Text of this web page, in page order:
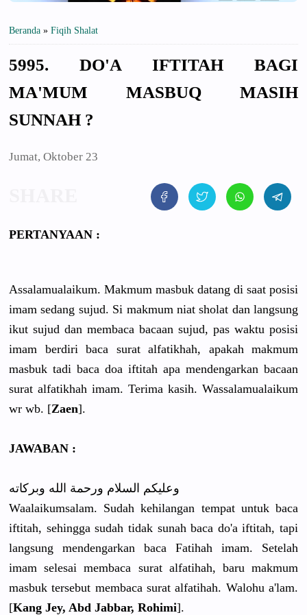
Beranda » Fiqih Shalat
5995. DO'A IFTITAH BAGI
MA'MUM MASBUQ MASIH
SUNNAH ?
Jumat, Oktober 23
PERTANYAAN :
Assalamualaikum. Makmum masbuk datang di saat posisi
imam sedang sujud. Si makmum niat sholat dan langsung
ikut sujud dan membaca bacaan sujud, pas waktu posisi
imam berdiri baca surat alfatikhah, apakah makmum
masbuk tadi baca doa iftitah apa mendengarkan bacaan
surat alfatikhah imam. Terima kasih. Wassalamualaikum
wr wb. [Zaen].
JAWABAN :
وعليكم السلام ورحمة الله وبركاته
Waalaikumsalam. Sudah kehilangan tempat untuk baca
iftitah, sehingga sudah tidak sunah baca do'a iftitah, tapi
langsung mendengarkan baca Fatihah imam. Setelah
imam selesai membaca surat alfatihah, baru makmum
masbuk tersebut membaca surat alfatihah. Walohu a'lam.
[Kang Jey, Abd Jabbar, Rohimi].